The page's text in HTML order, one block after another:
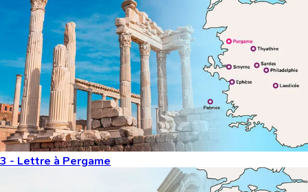
3 - Lettre à Pergame